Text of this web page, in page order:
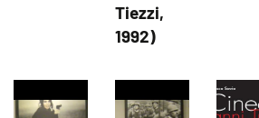
Tiezzi,
1992)